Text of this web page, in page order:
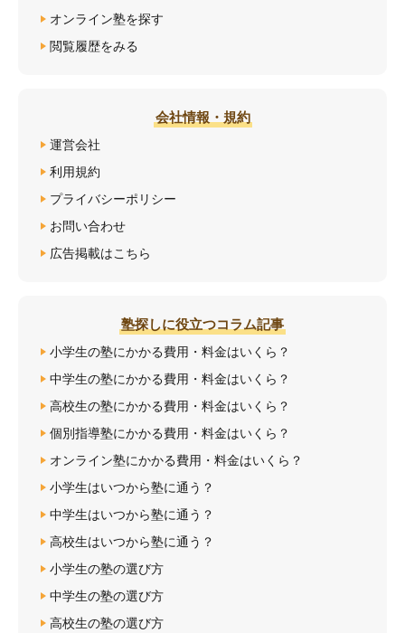
オンライン塾を探す
閲覧履歴をみる
会社情報・規約
運営会社
利用規約
プライバシーポリシー
お問い合わせ
広告掲載はこちら
塾探しに役立つコラム記事
小学生の塾にかかる費用・料金はいくら？
中学生の塾にかかる費用・料金はいくら？
高校生の塾にかかる費用・料金はいくら？
個別指導塾にかかる費用・料金はいくら？
オンライン塾にかかる費用・料金はいくら？
小学生はいつから塾に通う？
中学生はいつから塾に通う？
高校生はいつから塾に通う？
小学生の塾の選び方
中学生の塾の選び方
高校生の塾の選び方